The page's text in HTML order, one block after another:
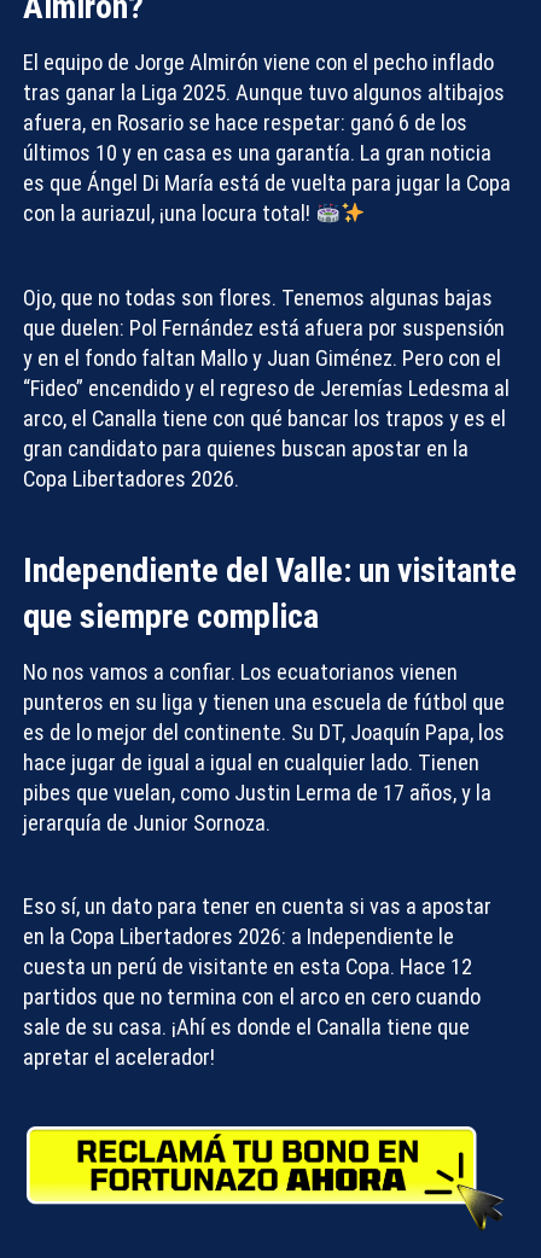
El equipo de Jorge Almirón viene con el pecho inflado
tras ganar la Liga 2025. Aunque tuvo algunos altibajos
afuera, en Rosario se hace respetar: ganó 6 de los
últimos 10 y en casa es una garantía. La gran noticia
es queÁngel Di María está de vuelta para jugar la Copa
con la auriazul, ¡una locura total!
Ojo, que no todas son flores. Tenemos algunas bajas
que duelen: Pol Fernández está afuera por suspensión
y en el fondo faltan Mallo y Juan Giménez. Pero con el
“Fideo” encendido y el regreso de Jeremías Ledesma al
arco, el Canalla tiene con qué bancar los trapos y es el
gran candidato para quienes buscan apostar en la
Copa Libertadores 2026.
Independiente del Valle: un visitante
que siempre complica
No nos vamos a confiar. Los ecuatorianos vienen
punteros en su liga y tienen una escuela de fútbol que
es de lo mejor del continente. Su DT, Joaquín Papa, los
hace jugar de igual a igual en cualquier lado. Tienen
pibes que vuelan, como Justin Lerma de 17 años, y la
jerarquía de Junior Sornoza.
Eso sí, un dato para tener en cuenta si vas a apostar
en la Copa Libertadores 2026: a Independiente le
cuesta un perú de visitante en esta Copa. Hace 12
partidos que no termina con el arco en cero cuando
sale de su casa. ¡Ahí es donde el Canalla tiene que
apretar el acelerador!
Compartir con: